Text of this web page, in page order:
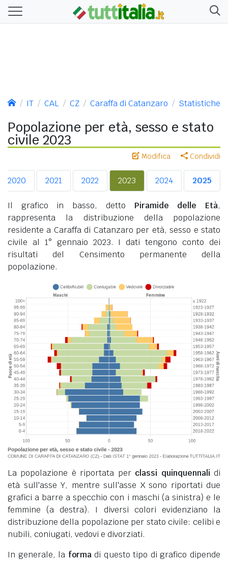
IT CAL CZ Caraffa di Catanzaro Statistiche
Popolazione per età, sesso e stato
civile 2023
Modifica Condividi
2020 2021 2022 2023 2024 2025
Il grafico in basso, detto Piramide delle Età,
rappresenta la distribuzione della popolazione
residente a Caraffa di Catanzaro per età, sesso e stato
civile al 1° gennaio 2023. I dati tengono conto dei
risultati del Censimento permanente della
popolazione.
La popolazione è riportata per classi quinquennali di
età sull'asse Y, mentre sull'asse X sono riportati due
grafici a barre a specchio con i maschi (a sinistra) e le
femmine (a destra). I diversi colori evidenziano la
distribuzione della popolazione per stato civile: celibi e
nubili, coniugati, vedovi e divorziati.
In generale, la formadi questo tipo di grafico dipende